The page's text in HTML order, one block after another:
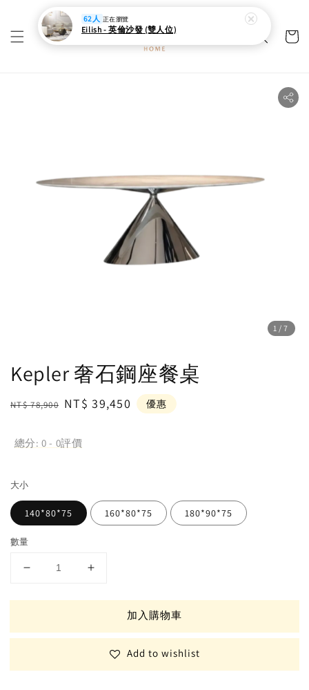
1 /7
Kepler 奢石鋼座餐桌
Regular
NT$ 78,900 Sale
NT$ 39,450 優惠
總分:0 - 0評價
大小
140*80*75 160*80*75 180*90*75
數量
加入購物車
Add to wishlist
62人 正在瀏覽
Eilish - 英倫沙發 (雙人位)